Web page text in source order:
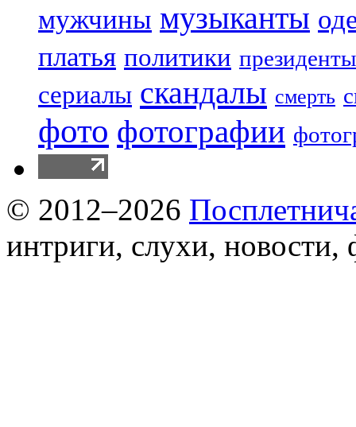
мужчины музыканты
платья политики президенты
сериалы скандалы смерть
фото фотографии
© 2012–2026
интриги, слухи, новости,